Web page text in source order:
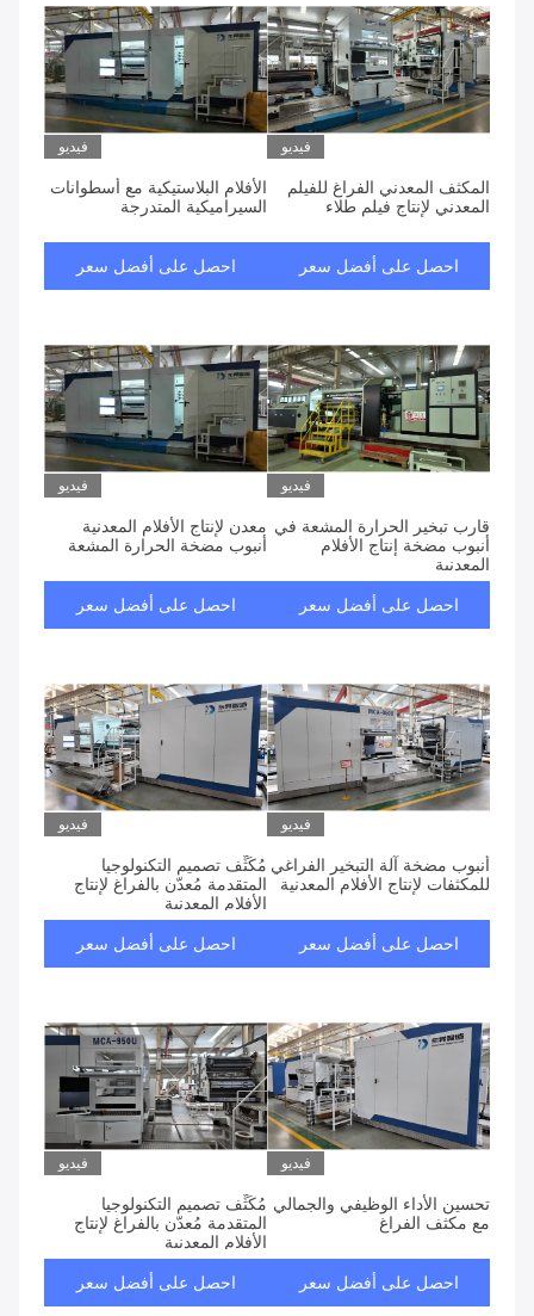
فيديو
المكثف المعدني الفراغ للفيلم
المعدني لإنتاج فيلم طلاء
احصل على أفضل سعر
فيديو
الأفلام البلاستيكية مع أسطوانات
السيراميكية المتدرجة
احصل على أفضل سعر
فيديو
قارب تبخير الحرارة المشعة في
أنبوب مضخة إنتاج الأفلام
المعدنية
احصل على أفضل سعر
فيديو
معدن لإنتاج الأفلام المعدنية
أنبوب مضخة الحرارة المشعة
احصل على أفضل سعر
فيديو
أنبوب مضخة آلة التبخير الفراغي
للمكثفات لإنتاج الأفلام المعدنية
احصل على أفضل سعر
فيديو
مُكَثِّف تصميم التكنولوجيا
المتقدمة مُعدّن بالفراغ لإنتاج
الأفلام المعدنية
احصل على أفضل سعر
فيديو
تحسين الأداء الوظيفي والجمالي
مع مكثف الفراغ
احصل على أفضل سعر
فيديو
مُكَثِّف تصميم التكنولوجيا
المتقدمة مُعدّن بالفراغ لإنتاج
الأفلام المعدنية
احصل على أفضل سعر